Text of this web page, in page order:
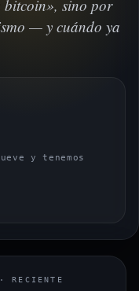
bitcoin», sino por
— y cuándo ya
y tenemos